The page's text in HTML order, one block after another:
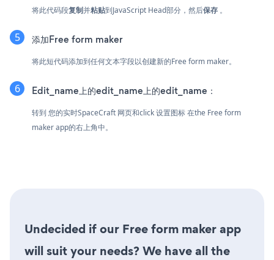
将此代码段复制并粘贴到JavaScript Head部分，然后保存 。
添加Free form maker
将此短代码添加到任何文本字段以创建新的Free form maker。
Edit_name上的edit_name上的edit_name：
转到 您的实时SpaceCraft 网页和click 设置图标在the Free form
maker app的右上角中。
Undecided if our Free form maker app
will suit your needs? We have all the